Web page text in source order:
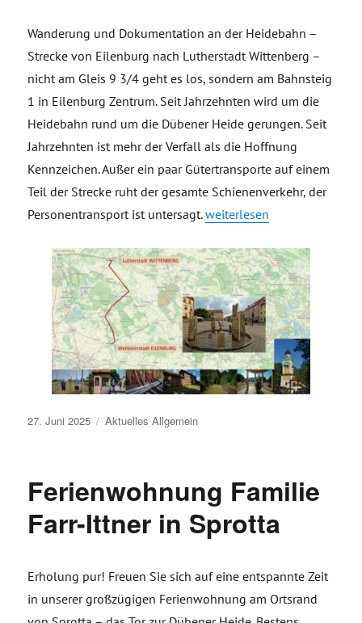
Wanderung und Dokumentation an der Heidebahn –
Strecke von Eilenburg nach Lutherstadt Wittenberg –
nicht am Gleis 9 3/4 geht es los, sondern am Bahnsteig
1 in Eilenburg Zentrum. Seit Jahrzehnten wird um die
Heidebahn rund um die Dübener Heide gerungen. Seit
Jahrzehnten ist mehr der Verfall als die Hoffnung
Kennzeichen. Außer ein paar Gütertransporte auf einem
Teil der Strecke ruht der gesamte Schienenverkehr, der
Personentransport ist untersagt.„Heidebahn – Strecke von
weiterlesen
Veröffentlicht
27. Juni 2025 Aktuelles Allgemein
Ferienwohnung Familie
Farr-Ittner in Sprotta
Erholung pur! Freuen Sie sich auf eine entspannte Zeit
in unserer großzügigen Ferienwohnung am Ortsrand